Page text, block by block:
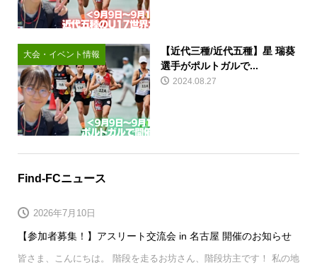
大会・イベント情報
【近代三種/近代五種】星 瑞葵
選手がポルトガルで...
2024.08.27
Find-FCニュース
【参加者募集！】アスリート交流会 in 名古屋 開催のお知らせ
2026年7月10日
皆さま、こんにちは。 階段を走るお坊さん、階段坊主です！ 私の地